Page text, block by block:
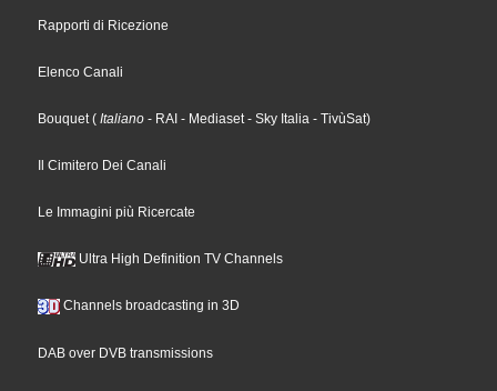
Rapporti di Ricezione
Elenco Canali
Bouquet ( Italiano - RAI - Mediaset - Sky Italia - TivùSat)
Il Cimitero Dei Canali
Le Immagini più Ricercate
Ultra High Definition TV Channels
Channels broadcasting in 3D
DAB over DVB transmissions